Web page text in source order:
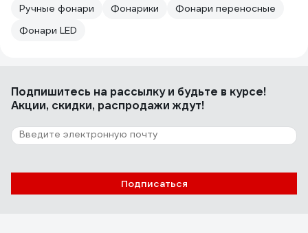
Ручные фонари
Фонарики
Фонари переносные
Фонари LED
Подпишитесь на рассылкуи будьте в курсе!
Акции, скидки, распродажи ждут!
Подписаться